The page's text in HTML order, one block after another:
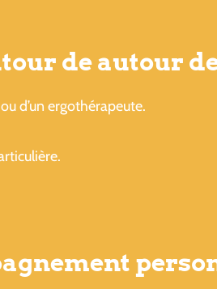
de autour
d’un ergothérapeute.